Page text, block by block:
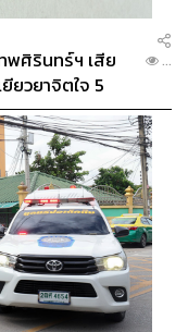
เนิน
STANDARD WEALTH
พศิรินทร์ฯ เสีย
ยวยาจิตใจ 5
...